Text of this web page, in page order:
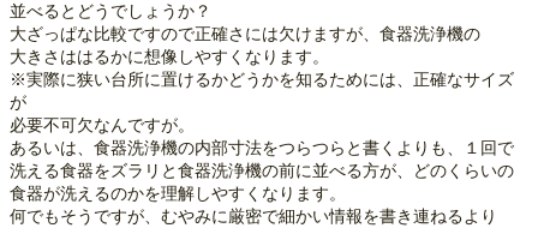
並べるとどうでしょうか？
大ざっぱな比較ですので正確さには欠けますが、食器洗浄機の
大きさははるかに想像しやすくなります。
※実際に狭い台所に置けるかどうかを知るためには、正確なサイズ
が
必要不可欠なんですが。
あるいは、食器洗浄機の内部寸法をつらつらと書くよりも、１回で
洗える食器をズラリと食器洗浄機の前に並べる方が、どのくらいの
食器が洗えるのかを理解しやすくなります。
何でもそうですが、むやみに厳密で細かい情報を書き連ねるより